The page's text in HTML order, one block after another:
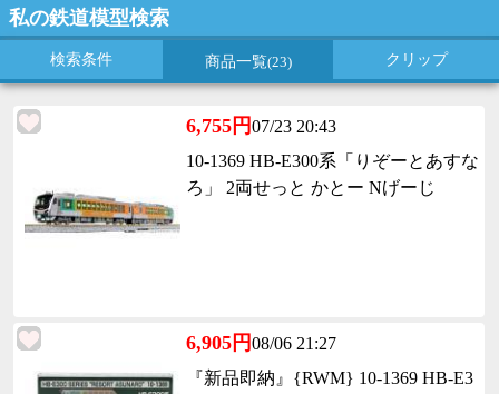
私の鉄道模型検索
検索条件 商品一覧(23) クリップ
6,755円07/23 20:43
10-1369 HB-E300系「りぞーとあすな
ろ」 2両せっと かとー Nげーじ
6,905円08/06 21:27
『新品即納』{RWM} 10-1369 HB-E3